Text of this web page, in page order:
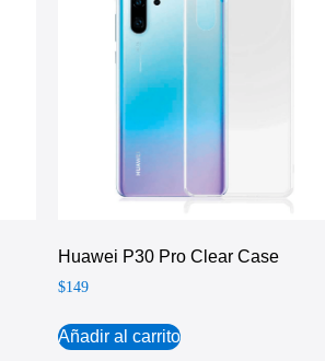
Huawei P30 Pro Clear Case
$149
Añadir al carrito